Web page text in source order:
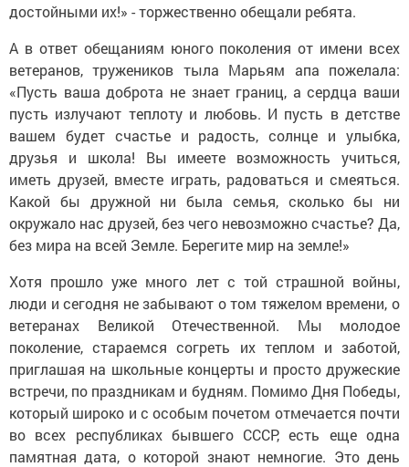
достойными их!» - торжественно обещали ребята.
А в ответ обещаниям юного поколения от имени всех
ветеранов, тружеников тыла Марьям апа пожелала:
«Пусть ваша доброта не знает границ, а сердца ваши
пусть излучают теплоту и любовь. И пусть в детстве
вашем будет счастье и радость, солнце и улыбка,
друзья и школа! Вы имеете возможность учиться,
иметь друзей, вместе играть, радоваться и смеяться.
Какой бы дружной ни была семья, сколько бы ни
окружало нас друзей, без чего невозможно счастье? Да,
без мира на всей Земле. Берегите мир на земле!»
Хотя прошло уже много лет с той страшной войны,
люди и сегодня не забывают о том тяжелом времени, о
ветеранах Великой Отечественной. Мы молодое
поколение, стараемся согреть их теплом и заботой,
приглашая на школьные концерты и просто дружеские
встречи, по праздникам и будням. Помимо Дня Победы,
который широко и с особым почетом отмечается почти
во всех республиках бывшего СССР, есть еще одна
памятная дата, о которой знают немногие. Это день